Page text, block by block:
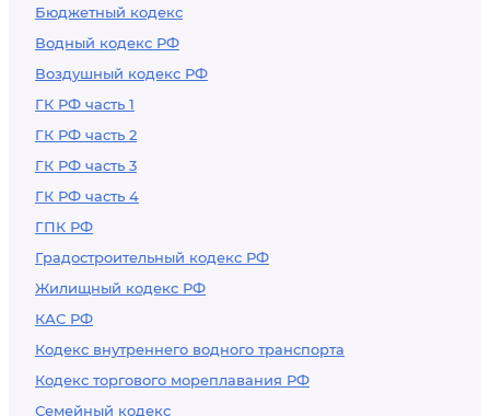
Бюджетный кодекс
Водный кодекс РФ
Воздушный кодекс РФ
ГК РФ часть 1
ГК РФ часть 2
ГК РФ часть 3
ГК РФ часть 4
ГПК РФ
Градостроительный кодекс РФ
Жилищный кодекс РФ
КАС РФ
Кодекс внутреннего водного транспорта
Кодекс торгового мореплавания РФ
Семейный кодекс